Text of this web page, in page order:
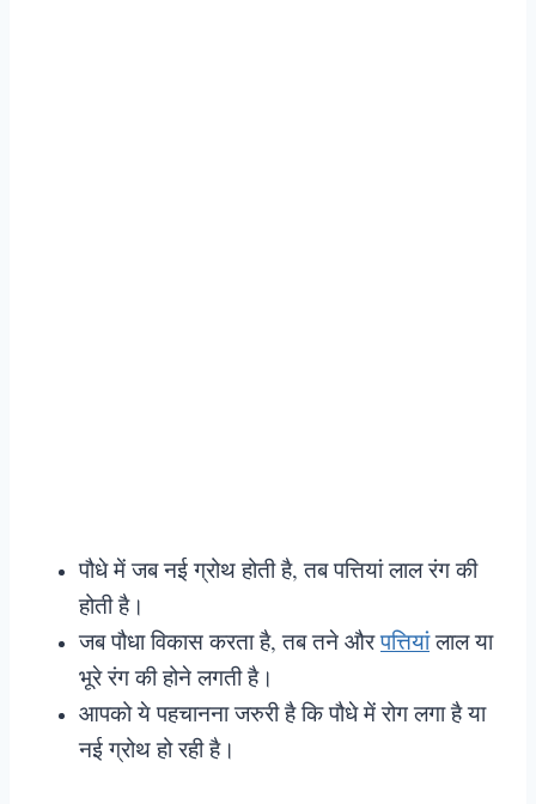
पौधे में जब नई ग्रोथ होती है, तब पत्तियां लाल रंग की
होती है।
जब पौधा विकास करता है, तब तने औरपत्तियांलाल या
भूरे रंग की होने लगती है।
आपको ये पहचानना जरुरी है कि पौधे में रोग लगा है या
नई ग्रोथ हो रही है।